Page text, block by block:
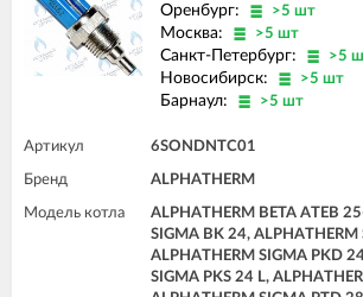
Оренбург: >5 шт
Москва: >5 шт
Санкт-Петербург: >5
Новосибирск: >5 шт
Барнаул: >5 шт
Артикул 6SONDNTC01
Бренд ALPHATHERM
Модель котла
ALPHATHERM BETA ATEB
SIGMA BK 24, ALPHATHERM
ALPHATHERM SIGMA PKD
SIGMA PKS 24 L,